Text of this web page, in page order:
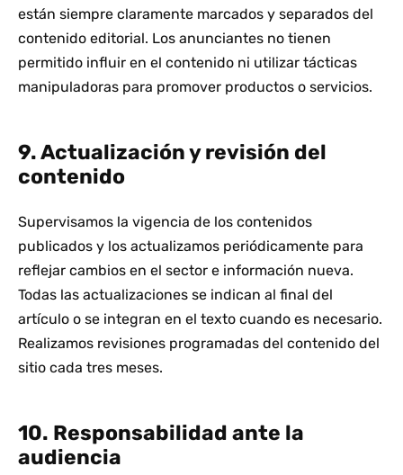
están siempre claramente marcados y separados del
contenido editorial. Los anunciantes no tienen
permitido influir en el contenido ni utilizar tácticas
manipuladoras para promover productos o servicios.
9. Actualización y revisión del
contenido
Supervisamos la vigencia de los contenidos
publicados y los actualizamos periódicamente para
reflejar cambios en el sector e información nueva.
Todas las actualizaciones se indican al final del
artículo o se integran en el texto cuando es necesario.
Realizamos revisiones programadas del contenido del
sitio cada tres meses.
10. Responsabilidad ante la
audiencia